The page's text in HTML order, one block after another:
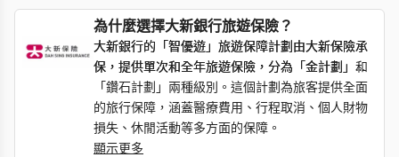
為什麼選擇大新銀行旅遊保險？
大新銀行的「智優遊」旅遊保障計劃由大新保險承
保，提供單次和全年旅遊保險，分為「金計劃」和
「鑽石計劃」兩種級別。這個計劃為旅客提供全面
的旅行保障，涵蓋醫療費用、行程取消、個人財物
損失、休閒活動等多方面的保障。
大新銀行的「智優遊」旅遊保障計劃由大新保險承
保，提供單次和全年旅遊保險，分為「金計劃」和
「鑽石計劃」兩種級別。這個計劃為旅客提供全面
的旅行保障，涵蓋醫療費用、行程取消、個人財物
損失、休閒活動等多方面的保障。
顯示更多